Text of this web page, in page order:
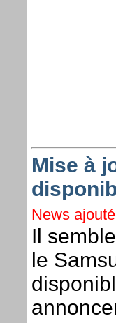
Mise à
News
Il
le